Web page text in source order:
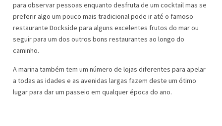
para observar pessoas enquanto desfruta de um cocktail mas se
preferir algo um pouco mais tradicional pode ir até o famoso
restaurante Dockside para alguns excelentes frutos do mar ou
seguir para um dos outros bons restaurantes ao longo do
caminho.
A marina também tem um número de lojas diferentes para apelar
a todas as idades e as avenidas largas fazem deste um ótimo
lugar para dar um passeio em qualquer época do ano.